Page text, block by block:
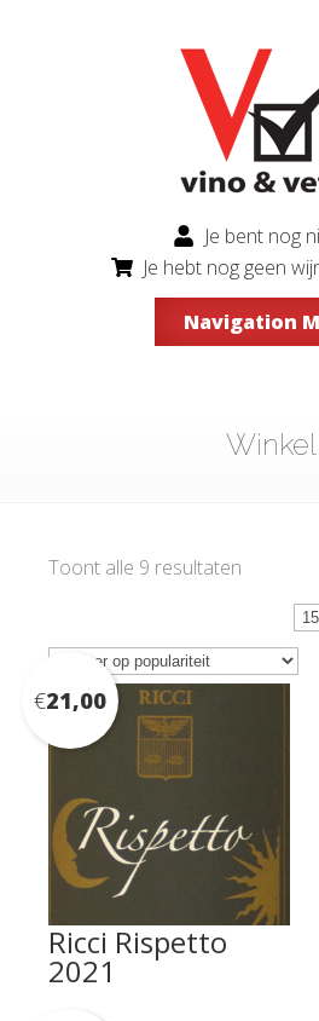
Je bent nog
Je hebt nog geen
Navigation
Winkel
Toont alle 9 resultaten
Ricci Rispetto
2021
€21,00